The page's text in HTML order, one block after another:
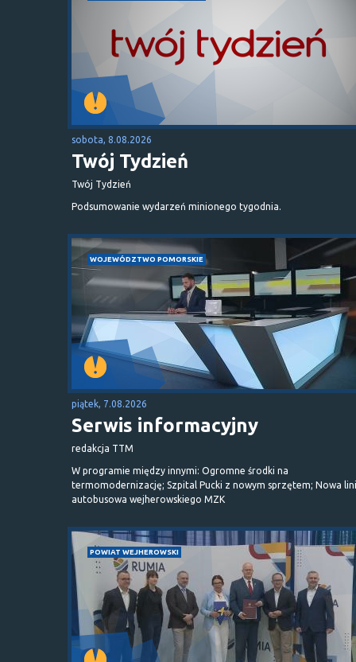
sobota, 8.08.2026
Twój Tydzień
Twój Tydzień
Podsumowanie wydarzeń minionego tygodnia.
WOJEWÓDZTWO POMORSKIE
piątek, 7.08.2026
Serwis informacyjny
redakcja TTM
W programie między innymi: Ogromne środki na
termomodernizację; Szpital Pucki z nowym sprzętem; Nowa
autobusowa wejherowskiego MZK
POWIAT WEJHEROWSKI